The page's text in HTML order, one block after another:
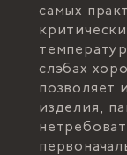
самых
слэбах
позволяет
изделия,